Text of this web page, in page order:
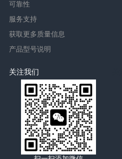
可靠性
服务支持
获取更多质量信息
产品型号说明
关注我们